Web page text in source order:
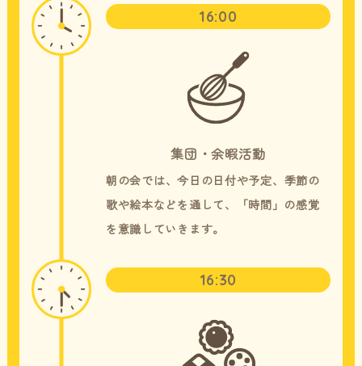
16:00
集団・余暇活動
朝の会では、今日の日付や予定、季節の
歌や絵本などを通して、「時間」の感覚
を意識していきます。
16:30